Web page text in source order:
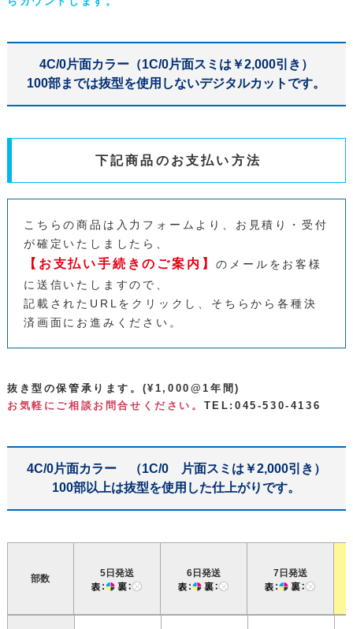
4C/0片面カラー（1C/0片面スミは￥2,000引き）
100部までは抜型を使用しないデジタルカットです。
下記商品のお支払い方法
こちらの商品は入力フォームより、お見積り・受付
が確定いたしましたら、
【お支払い手続きのご案内】のメールをお客様
に送信いたしますので、
記載されたURLをクリックし、そちらから各種決
済画面にお進みください。
抜き型の保管承ります。(¥1,000@1年間)
お気軽にご相談お問合せください。 TEL:045-530-4136
4C/0片面カラー （1C/0 片面スミは￥2,000引き）
100部以上は抜型を使用した仕上がりです。
部数 5日発送 6日発送 7日発送